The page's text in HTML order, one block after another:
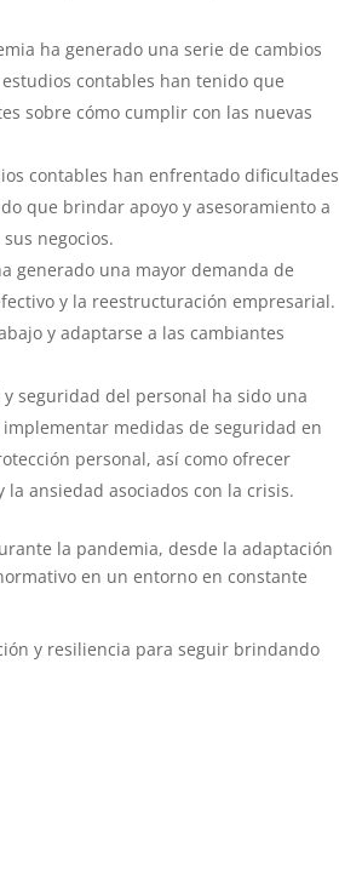
ha generado una serie de cambios
contables han tenido que
sobre cómo cumplir con las nuevas
contables han enfrentado dificultades
que brindar apoyo y asesoramiento a
negocios.
generado una mayor demanda de
y la reestructuración empresarial.
y adaptarse a las cambiantes
seguridad del personal ha sido una
medidas de seguridad en
personal, así como ofrecer
ansiedad asociados con la crisis.
la pandemia, desde la adaptación
en un entorno en constante
y resiliencia para seguir brindando